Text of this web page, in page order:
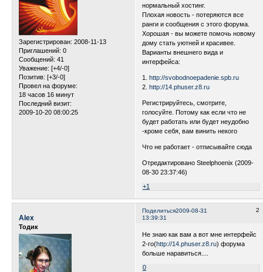
Зарегистрирован: 2008-11-13
Приглашений: 0
Сообщений: 41
Уважение: [+4/-0]
Позитив: [+3/-0]
Провел на форуме:
18 часов 16 минут
Последний визит:
2009-10-20 08:00:25
нормальный хостинг.
Плохая новость - потеряются все
ранги и сообщения с этого форума.
Хорошая - вы можете помочь новому
дому стать уютней и красивее.
Варианты внешнего вида и
интерфейса:
1.http://svobodnoepadenie.spb.ru
2.http://14.phuser.z8.ru
Регистрируйтесь, смотрите,
голосуйте. Потому как если что не
будет работать или будет неудобно
-кроме себя, вам винить некого
Что не работает - отписывайте сюда
Отредактировано Steelphoenix (2009-
08-30 23:37:46)
+1
Поделиться 2
2009-08-31
13:39:31
Alex
Тодик
Не знаю как вам а вот мне интерфейс
2-го(http://14.phuser.z8.ru) форума
больше наравиться....
0